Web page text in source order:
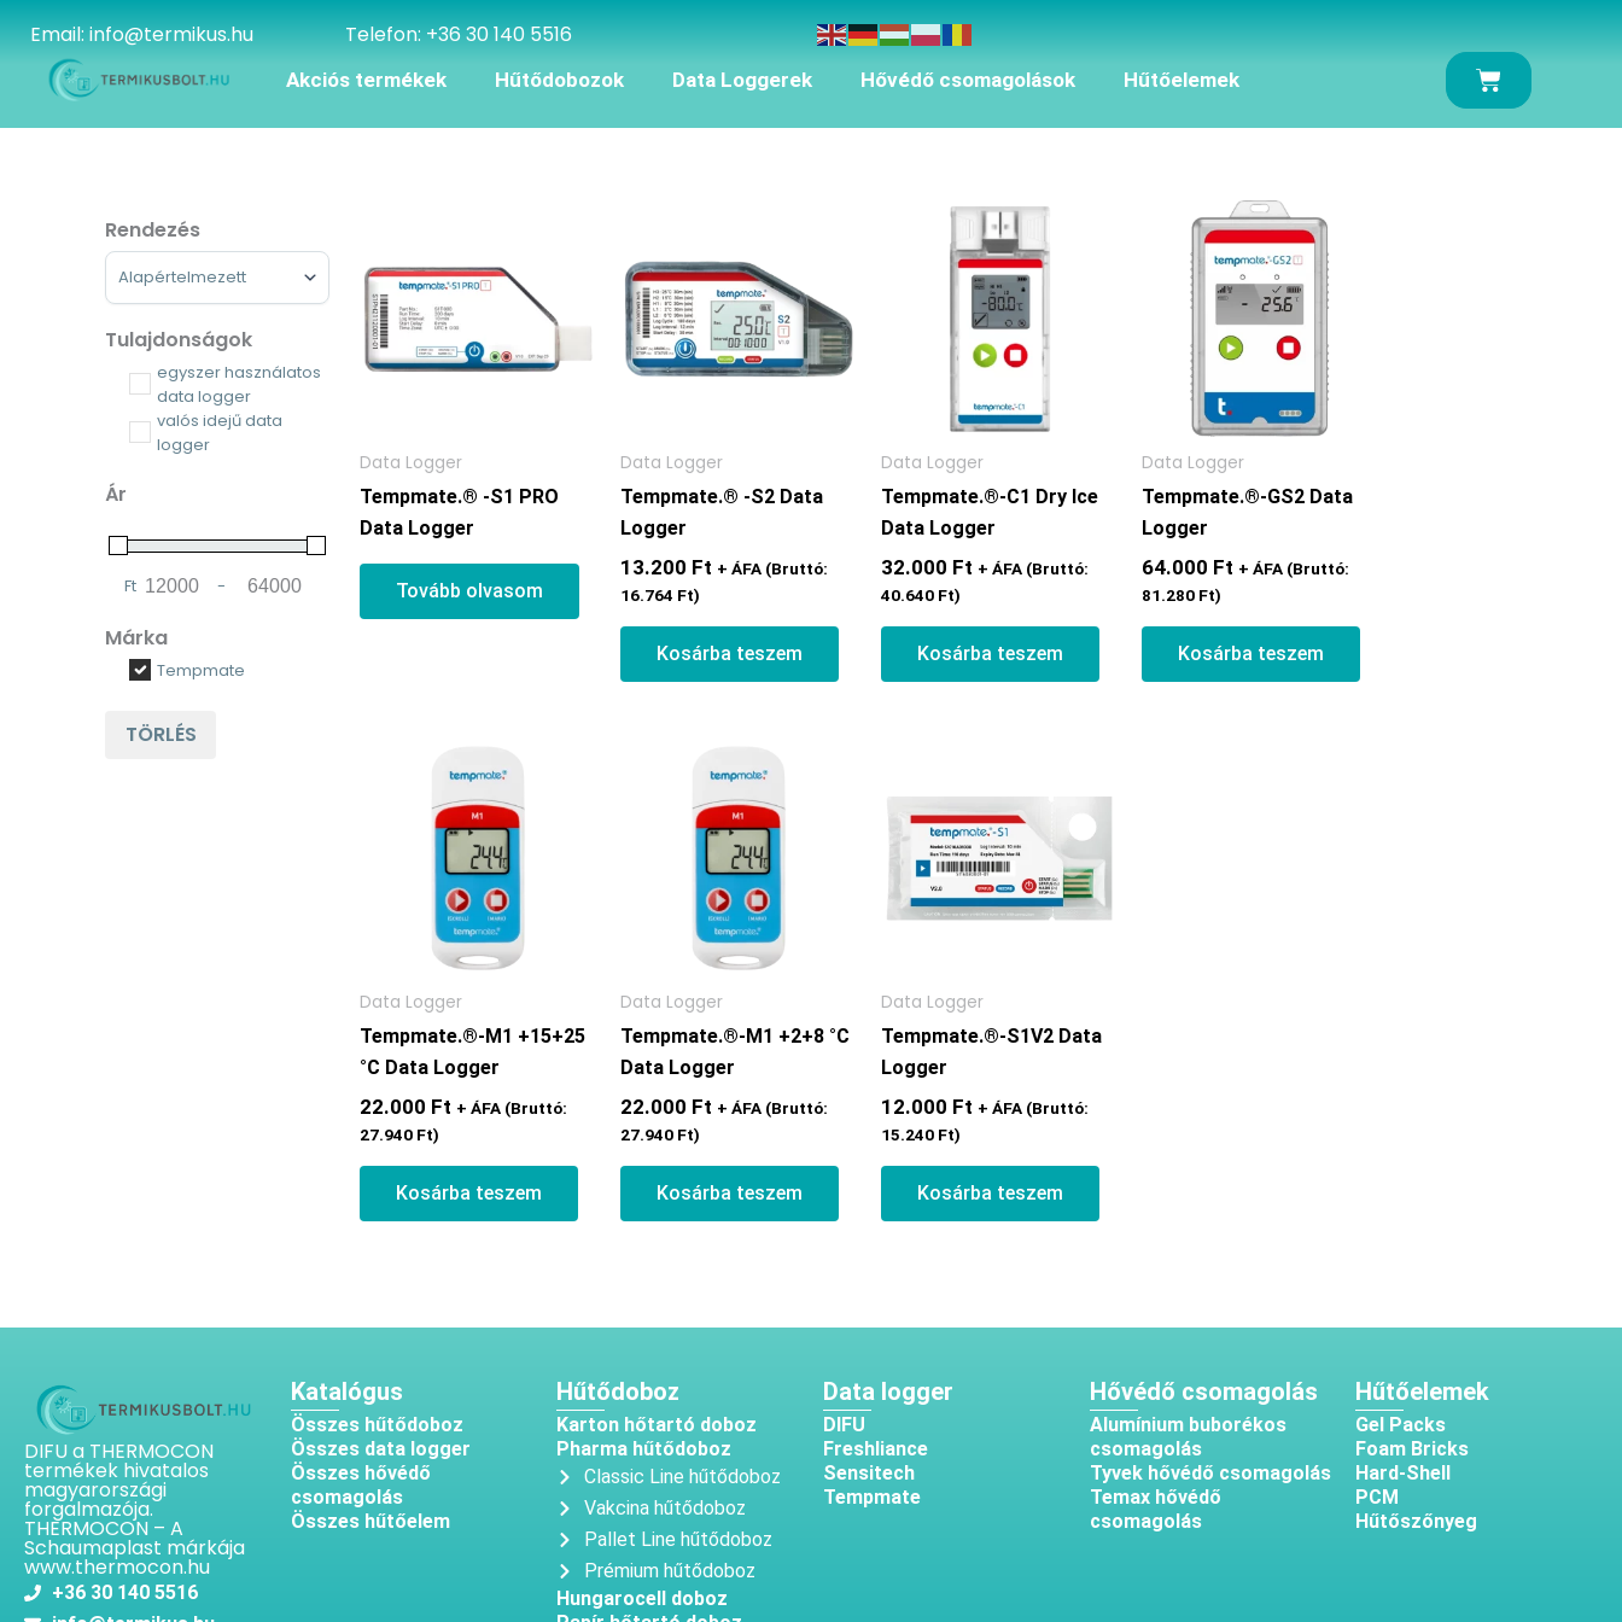
Skip
to
content
Email: info@termikus.hu Telefon: +36 30 140 5516
Akciós termékek Hűtődobozok Data Loggerek Hővédő csomagolások Hűtőelemek Kosár
Rendezés
Sort Products
Tulajdonságok
egyszer használatos
data logger
valós idejű data
logger
Ár
Ft Minimum Price
-Maximum Price
Márka
Tempmate
TÖRLÉS
Data Logger
Tempmate.® -S1 PRO
Data Logger
Tovább olvasom
Data Logger
Tempmate.® -S2 Data
Logger
13.200 Ft + ÁFA (Bruttó:
16.764 Ft)
Kosárba teszem
Data Logger
Tempmate.®-C1 Dry Ice
Data Logger
32.000 Ft + ÁFA (Bruttó:
40.640 Ft)
Kosárba teszem
Data Logger
Tempmate.®-GS2 Data
Logger
64.000 Ft + ÁFA (Bruttó:
81.280 Ft)
Kosárba teszem
Data Logger
Tempmate.®-M1 +15+25
°C Data Logger
22.000 Ft + ÁFA (Bruttó:
27.940 Ft)
Kosárba teszem
Data Logger
Tempmate.®-M1 +2+8 °C
Data Logger
22.000 Ft + ÁFA (Bruttó:
27.940 Ft)
Kosárba teszem
Data Logger
Tempmate.®-S1V2 Data
Logger
12.000 Ft + ÁFA (Bruttó:
15.240 Ft)
Kosárba teszem
DIFU a THERMOCON
termékek hivatalos
magyarországi
forgalmazója.
THERMOCON – A
Schaumaplast márkája
www.thermocon.hu
+36 30 140 5516
Katalógus
Összes hűtődoboz
Összes data logger
Összes hővédő
csomagolás
Összes hűtőelem
Hűtődoboz
Karton hőtartó doboz
Pharma hűtődoboz
Classic Line hűtődoboz
Vakcina hűtődoboz
Pallet Line hűtődoboz
Prémium hűtődoboz
Hungarocell doboz
Data logger
DIFU
Freshliance
Sensitech
Tempmate
Hővédő csomagolás
Alumínium buborékos
csomagolás
Tyvek hővédő csomagolás
Temax hővédő
csomagolás
Hűtőelemek
Gel Packs
Foam Bricks
Hard-Shell
PCM
Hűtőszőnyeg